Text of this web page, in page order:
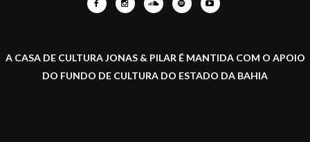
A CASA DE CULTURA JONAS & PILAR É MANTIDA COM O APOIO
DO FUNDO DE CULTURA DO ESTADO DA BAHIA